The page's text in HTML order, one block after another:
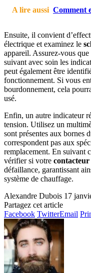
A lire aussi Comment
Ensuite, il convient
électrique et examinez le
appareil. Assurez-vous
suivant avec soin les
peut également être
fonctionnement. Si vous
bourdonnement, cela
usé.
Enfin, un autre indicateur
tension. Utilisez un
sont présentes aux bornes
correspondent pas aux
remplacement. En suivant
vérifier si votre
défaillance, garantissant
système de chauffage.
Alexandre Dubois 17
Partagez cet article
Facebook TwitterEmail